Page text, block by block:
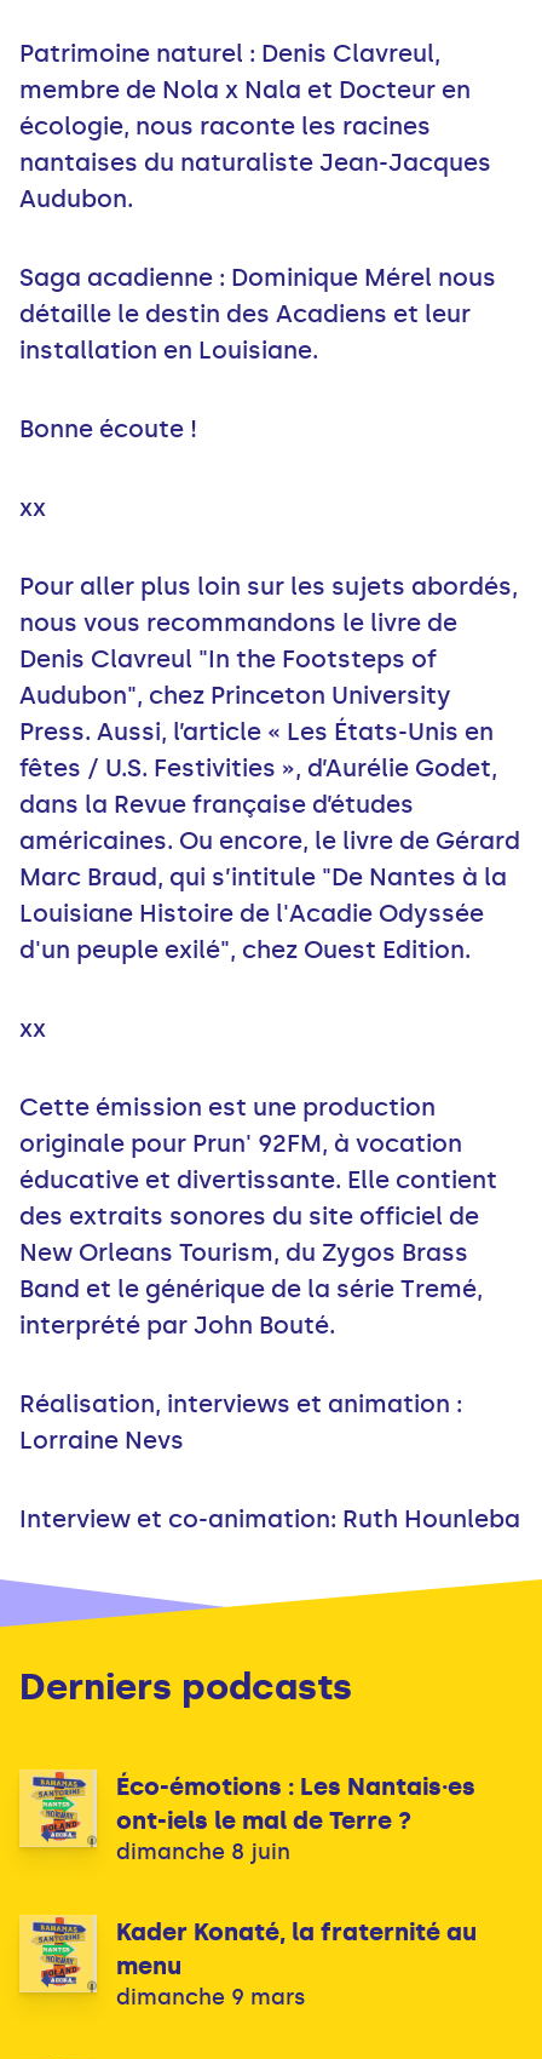
Patrimoine naturel : Denis Clavreul,
membre de Nola x Nala et Docteur en
écologie, nous raconte les racines
nantaises du naturaliste Jean-Jacques
Audubon.
Saga acadienne : Dominique Mérel nous
détaille le destin des Acadiens et leur
installation en Louisiane.
Bonne écoute !
xx
Pour aller plus loin sur les sujets abordés,
nous vous recommandons le livre de
Denis Clavreul "In the Footsteps of
Audubon", chez Princeton University
Press. Aussi, l’article « Les États-Unis en
fêtes / U.S. Festivities », d’Aurélie Godet,
dans la Revue française d’études
américaines. Ou encore, le livre de Gérard
Marc Braud, qui s’intitule "De Nantes à la
Louisiane Histoire de l'Acadie Odyssée
d'un peuple exilé", chez Ouest Edition.
xx
Cette émission est une production
originale pour Prun' 92FM, à vocation
éducative et divertissante. Elle contient
des extraits sonores du site officiel de
New Orleans Tourism, du Zygos Brass
Band et le générique de la série Tremé,
interprété par John Bouté.
Réalisation, interviews et animation :
Lorraine Nevs
Interview et co-animation: Ruth Hounleba
Derniers podcasts
Éco-émotions : Les Nantais·es
ont-iels le mal de Terre ?
dimanche 8 juin
Kader Konaté, la fraternité au
menu
dimanche 9 mars